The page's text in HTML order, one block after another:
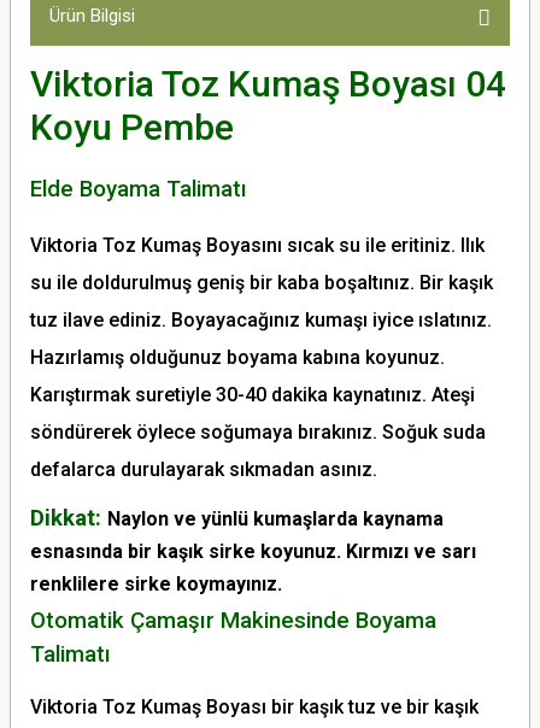
Ürün Bilgisi
Viktoria Toz Kumaş Boyası 04
Koyu Pembe
Elde Boyama Talimatı
Viktoria Toz Kumaş Boyasını sıcak su ile eritiniz. Ilık
su ile doldurulmuş geniş bir kaba boşaltınız. Bir kaşık
tuz ilave ediniz. Boyayacağınız kumaşı iyice ıslatınız.
Hazırlamış olduğunuz boyama kabına koyunuz.
Karıştırmak suretiyle 30-40 dakika kaynatınız. Ateşi
söndürerek öylece soğumaya bırakınız. Soğuk suda
defalarca durulayarak sıkmadan asınız.
Dikkat: Naylon ve yünlü kumaşlarda kaynama
esnasında bir kaşık sirke koyunuz. Kırmızı ve sarı
renklilere sirke koymayınız.
Otomatik Çamaşır Makinesinde Boyama
Talimatı
Viktoria Toz Kumaş Boyası bir kaşık tuz ve bir kaşık